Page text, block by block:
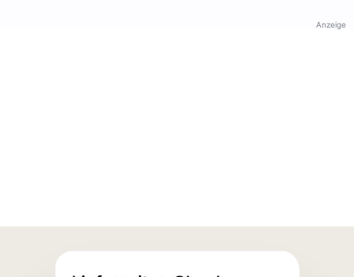
Anzeige